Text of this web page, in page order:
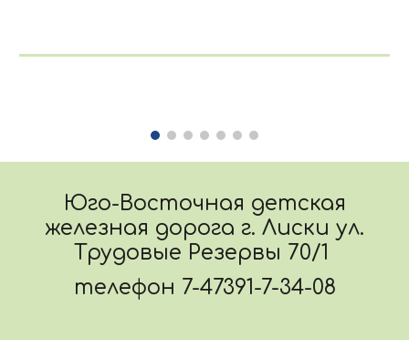
Юго-Восточная детская
железная дорога г. Лиски ул.
Трудовые Резервы 70/1
телефон 7-47391-7-34-08